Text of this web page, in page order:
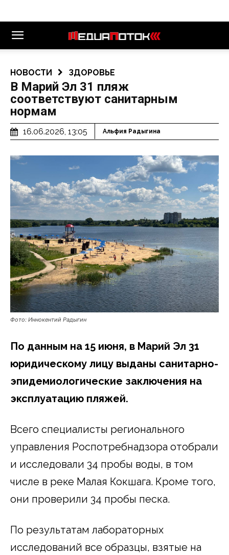
НОВОСТИ ЗДОРОВЬЕ
В Марий Эл 31 пляж
соответствуют санитарным
нормам
16.06.2026, 13:05 Альфия Радыгина
Фото: Иннокентий Радыгин
По данным на 15 июня, в Марий Эл 31
юридическому лицу выданы санитарно-
эпидемиологические заключения на
эксплуатацию пляжей.
Всего специалисты регионального
управления Роспотребнадзора отобрали
и исследовали 34 пробы воды, в том
числе в реке Малая Кокшага. Кроме того,
они проверили 34 пробы песка.
По результатам лабораторных
исследований все образцы, взятые на